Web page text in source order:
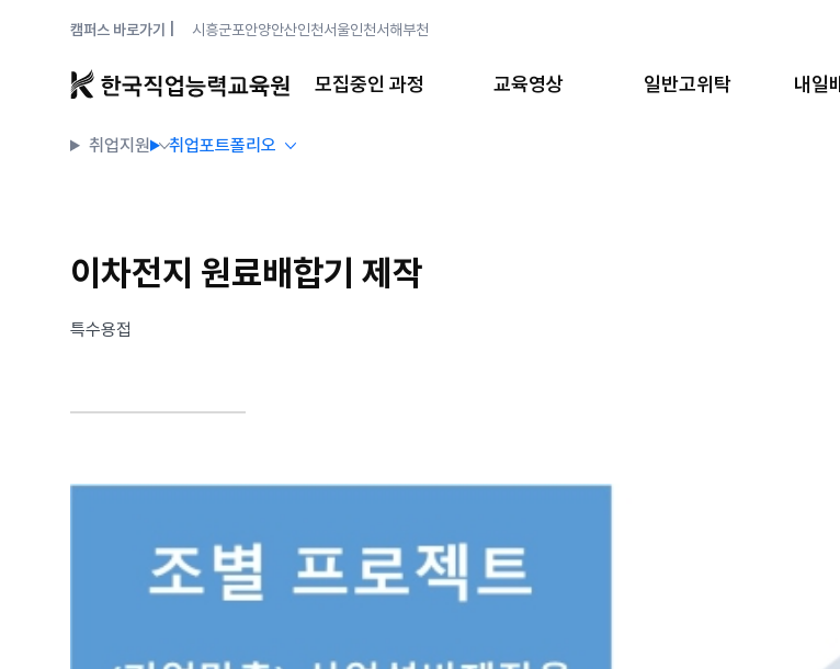
캠퍼스 바로가기 | 시흥군포안양안산인천서울인천서해부천
모집중인 과정 교육영상 일반고위탁 내일
취업지원 취업포트폴리오
이차전지 원료배합기 제작
특수용접